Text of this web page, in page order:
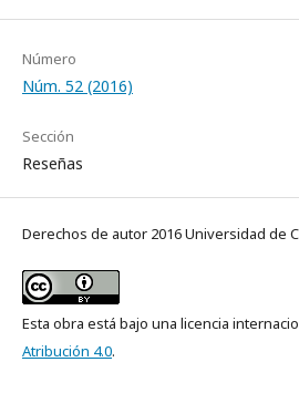
Número
Núm. 52 (2016)
Sección
Reseñas
Derechos de autor 2016 Universidad de
Esta obra está bajo una licencia
Atribución 4.0.